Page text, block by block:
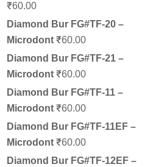
₹60.00
Diamond Bur FG#TF-20 –
Microdont ₹60.00
Diamond Bur FG#TF-21 –
Microdont ₹60.00
Diamond Bur FG#TF-11 –
Microdont ₹60.00
Diamond Bur FG#TF-11EF –
Microdont ₹60.00
Diamond Bur FG#TF-12EF –